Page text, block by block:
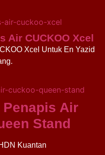
Air CUCKOO Xcel
Xcel Untuk En Yazid
Penapis Air
Stand
Kuantan